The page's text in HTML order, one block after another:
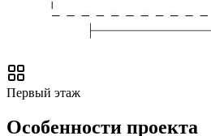
Первый этаж
Особенности проекта